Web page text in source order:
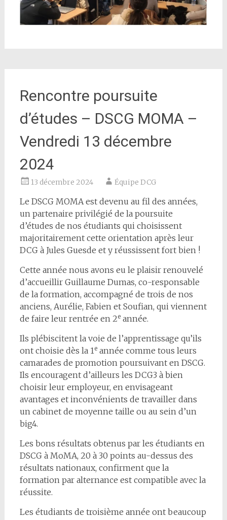
Rencontre poursuite
d’études – DSCG MOMA –
Vendredi 13 décembre
2024
13 décembre 2024 Équipe DCG
Le DSCG MOMA est devenu au fil des années,
un partenaire privilégié de la poursuite
d’études de nos étudiants qui choisissent
majoritairement cette orientation après leur
DCG à Jules Guesde et y réussissent fort bien !
Cette année nous avons eu le plaisir renouvelé
d’accueillir Guillaume Dumas, co-responsable
de la formation, accompagné de trois de nos
anciens, Aurélie, Fabien et Soufian, qui viennent
de faire leur rentrée en 2eannée.
Ils plébiscitent la voie de l’apprentissage qu’ils
ont choisie dès la 1eannée comme tous leurs
camarades de promotion poursuivant en DSCG.
Ils encouragent d’ailleurs les DCG3 à bien
choisir leur employeur, en envisageant
avantages et inconvénients de travailler dans
un cabinet de moyenne taille ou au sein d’un
big4.
Les bons résultats obtenus par les étudiants en
DSCG à MoMA, 20 à 30 points au-dessus des
résultats nationaux, confirment que la
formation par alternance est compatible avec la
réussite.
Les étudiants de troisième année ont beaucoup